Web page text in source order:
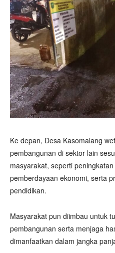
Ke depan, Desa Kasomalang
pembangunan di sektor lain
masyarakat, seperti
pemberdayaan ekonomi, serta
pendidikan.
Masyarakat pun diimbau untuk
pembangunan serta menjaga
dimanfaatkan dalam jangka